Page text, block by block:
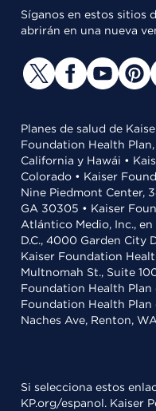
Síganos en estos sitios
abrirán en una nueva
Planes de salud de
Foundation Health
California y Hawái •
Colorado • Kaiser
Nine Piedmont Center,
GA 30305 • Kaiser
Atlántico Medio, Inc.,
D.C., 4000 Garden City
Kaiser Foundation
Multnomah St., Suite
Foundation Health
Foundation Health Plan
Naches Ave, Renton,
Si selecciona estos
KP.org/espanol. Kaiser